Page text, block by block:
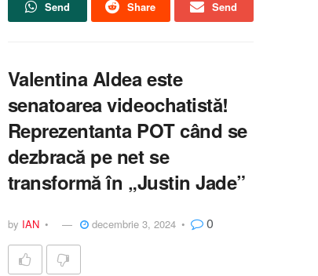
Send Share Send
Valentina Aldea este
senatoarea videochatistă!
Reprezentanta POT când se
dezbracă pe net se
transformă în „Justin Jade”
by IAN decembrie 3, 2024 0